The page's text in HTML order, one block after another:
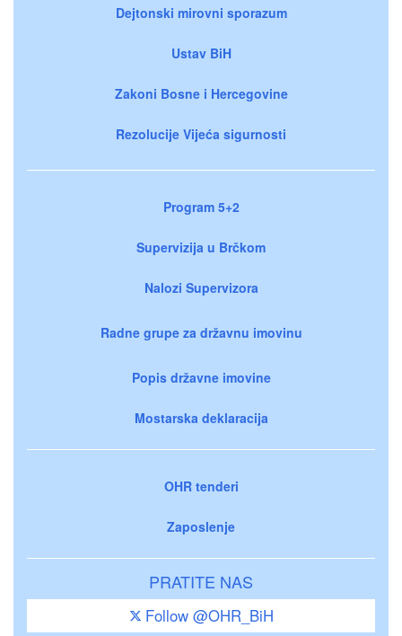
Dejtonski mirovni sporazum
Ustav BiH
Zakoni Bosne i Hercegovine
Rezolucije Vijeća sigurnosti
Program 5+2
Supervizija u Brčkom
Nalozi Supervizora
Radne grupe za državnu imovinu
Popis državne imovine
Mostarska deklaracija
OHR tenderi
Zaposlenje
PRATITE NAS
Follow @OHR_BiH